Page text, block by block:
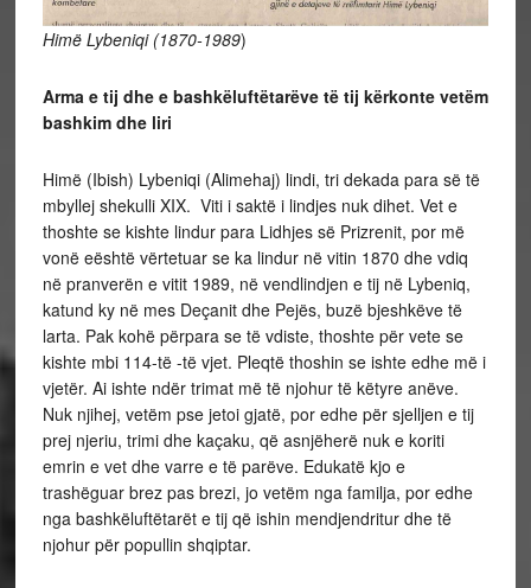
Himë Lybeniqi (1870-1989)
Arma e tij dhe e bashkëluftëtarëve të tij kërkonte vetëm
bashkim dhe liri
Himë (Ibish) Lybeniqi (Alimehaj) lindi, tri dekada para së të
mbyllej shekulli XIX. Viti i saktë i lindjes nuk dihet. Vet e
thoshte se kishte lindur para Lidhjes së Prizrenit, por më
vonë eështë vërtetuar se ka lindur në vitin 1870 dhe vdiq
në pranverën e vitit 1989, në vendlindjen e tij në Lybeniq,
katund ky në mes Deçanit dhe Pejës, buzë bjeshkëve të
larta. Pak kohë përpara se të vdiste, thoshte për vete se
kishte mbi 114-të -të vjet. Pleqtë thoshin se ishte edhe më i
vjetër. Ai ishte ndër trimat më të njohur të këtyre anëve.
Nuk njihej, vetëm pse jetoi gjatë, por edhe për sjelljen e tij
prej njeriu, trimi dhe kaçaku, që asnjëherë nuk e koriti
emrin e vet dhe varre e të parëve. Edukatë kjo e
trashëguar brez pas brezi, jo vetëm nga familja, por edhe
nga bashkëluftëtarët e tij që ishin mendjendritur dhe të
njohur për popullin shqiptar.